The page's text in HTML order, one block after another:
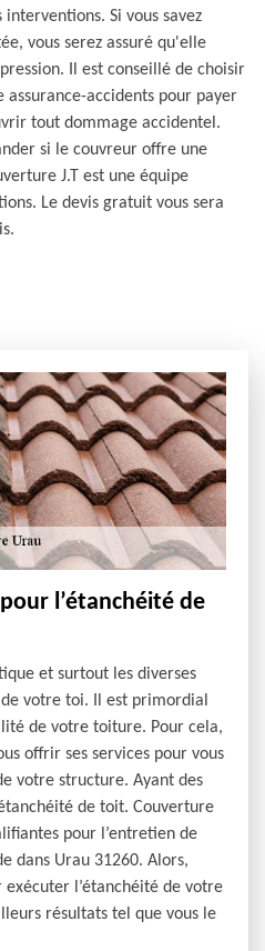
Si vous savez
vous serez assuré qu'elle
Il est conseillé de choisir
accidents pour payer
tout dommage accidentel.
si le couvreur offre une
J.T est une équipe
Le devis gratuit vous sera
l’étanchéité de
et surtout les diverses
votre toi. Il est primordial
de votre toiture. Pour cela,
offrir ses services pour vous
votre structure. Ayant des
de toit. Couverture
pour l’entretien de
dans Urau 31260. Alors,
exécuter l’étanchéité de votre
résultats tel que vous le